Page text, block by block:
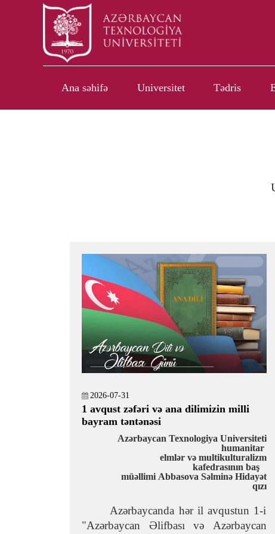
Ana səhifə Universitet Tədris
2026-07-31
1 avqust zəfəri və ana dilimizin milli
bayram təntənəsi
Azərbaycan Texnologiya Universiteti
humanitar
elmlər və multikulturalizm
kafedrasının baş
müəllimi Abbasova Səlminə Hidayət
qızı
Azərbaycanda hər il avqustun 1-i
"Azərbaycan Əlifbası və Azərbaycan